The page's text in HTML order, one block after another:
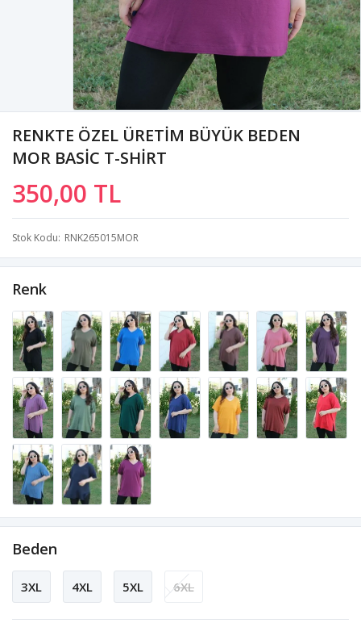
RENKTE ÖZEL ÜRETİM BÜYÜK BEDEN
MOR BASİC T-SHİRT
350,00 TL
Stok Kodu RNK265015MOR
Renk
Beden
3XL 4XL 5XL 6XL